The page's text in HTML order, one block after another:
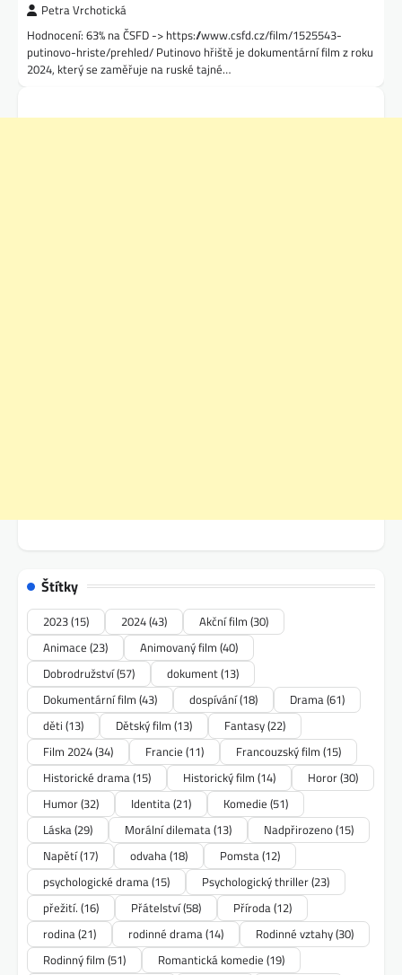
Petra Vrchotická
Hodnocení: 63% na ČSFD -> https://www.csfd.cz/film/1525543-
putinovo-hriste/prehled/ Putinovo hřiště je dokumentární film z roku
2024, který se zaměřuje na ruské tajné…
Štítky
2023(15) 2024(43) Akční film (30)
Animace (23) Animovaný film (40)
Dobrodružství(57) dokument(13)
Dokumentární film (43) dospívání(18) Drama(61)
děti (13) Dětský film (13) Fantasy(22)
Film 2024(34) Francie (11) Francouzský film (15)
Historické drama(15) Historický film (14) Horor(30)
Humor(32) Identita(21) Komedie (51)
Láska(29) Morální dilemata(13) Nadpřirozeno(15)
Napětí(17) odvaha(18) Pomsta(12)
psychologické drama(15) Psychologický thriller(23)
přežití. (16) Přátelství(58) Příroda(12)
rodina(21) rodinné drama(14) Rodinné vztahy(30)
Rodinný film (51) Romantická komedie (19)